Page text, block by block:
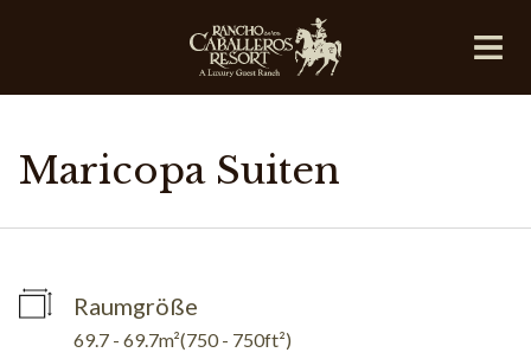
Maricopa Suiten
Raumgröße
69.7 - 69.7m²(750 - 750ft²)